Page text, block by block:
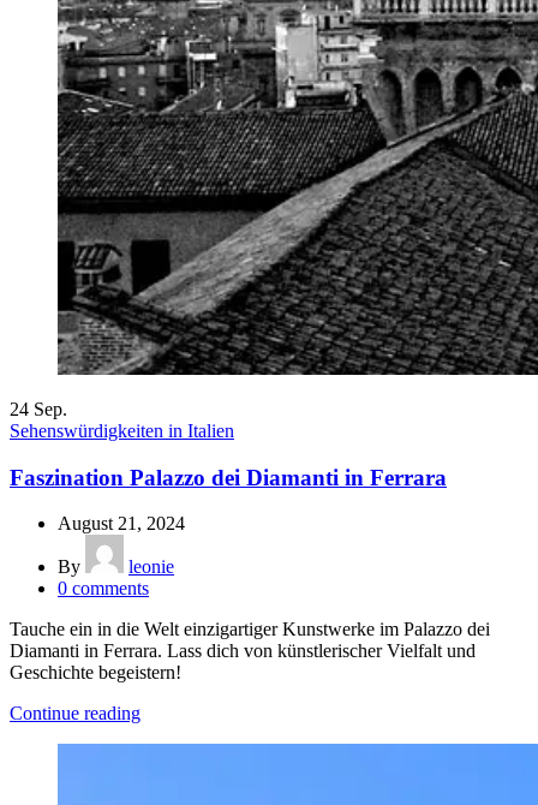
24 Sep.
Sehenswürdigkeiten in Italien
Faszination Palazzo dei Diamanti in Ferrara
August 21, 2024
By
leonie
0 comments
Tauche ein in die Welt einzigartiger Kunstwerke im Palazzo dei
Diamanti in Ferrara. Lass dich von künstlerischer Vielfalt und
Geschichte begeistern!
Continue reading